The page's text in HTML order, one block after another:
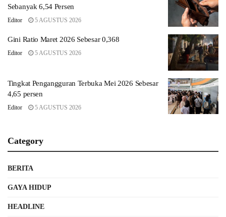
Sebanyak 6,54 Persen
Editor 5 AGUSTUS 2026
Gini Ratio Maret 2026 Sebesar 0,368
Editor 5 AGUSTUS 2026
Tingkat Pengangguran Terbuka Mei 2026 Sebesar
4,65 persen
Editor 5 AGUSTUS 2026
Category
BERITA
GAYA HIDUP
HEADLINE